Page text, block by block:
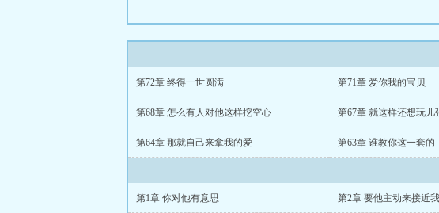
第72章 终得一世圆满 第71章 爱你我的宝贝
第68章 怎么有人对他这样挖空心 第67章 就这样还想玩儿
第64章 那就自己来拿我的爱 第63章 谁教你这一套的
第1章 你对他有意思 第2章 要他主动来接近我